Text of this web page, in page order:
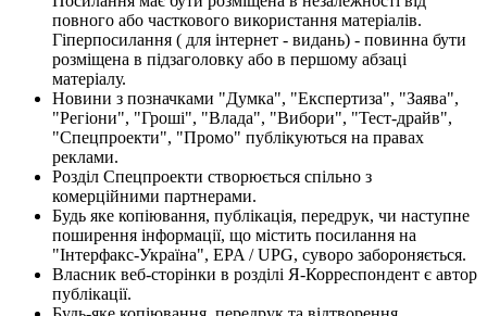
повного або часткового використання матеріалів.
Гіперпосилання ( для інтернет - видань) - повинна бути
розміщена в підзаголовку або в першому абзаці
матеріалу.
Новини з позначками "Думка", "Експертиза", "Заява",
"Регіони", "Гроші", "Влада", "Вибори", "Тест-драйв",
"Спецпроекти", "Промо" публікуються на правах
реклами.
Розділ Спецпроекти створюється спільно з
комерційними партнерами.
Будь яке копіювання, публікація, передрук, чи наступне
поширення інформації, що містить посилання на
"Інтерфакс-Україна", EPA / UPG, суворо забороняється.
Власник веб-сторінки в розділі Я-Корреспондент є автор
публікації.